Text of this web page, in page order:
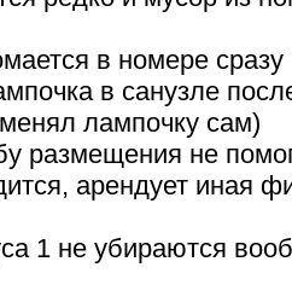
в номере
в санузле
лампочку сам)
размещения не
арендует иная
1 не убираются